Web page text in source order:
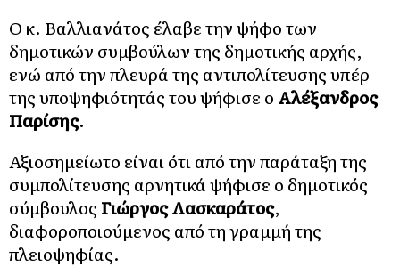
Ο κ. Βαλλιανάτος έλαβε την ψήφο των
δημοτικών συμβούλων της δημοτικής αρχής,
ενώ από την πλευρά της αντιπολίτευσης υπέρ
της υποψηφιότητάς του ψήφισε ο Αλέξανδρος
Παρίσης.
Αξιοσημείωτο είναι ότι από την παράταξη της
συμπολίτευσης αρνητικά ψήφισε ο δημοτικός
σύμβουλος Γιώργος Λασκαράτος,
διαφοροποιούμενος από τη γραμμή της
πλειοψηφίας.